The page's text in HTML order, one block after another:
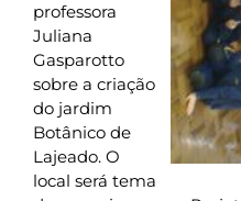
professora
Juliana
Gasparotto
sobre a criação
do jardim
Botânico de
Lajeado. O
local será tema